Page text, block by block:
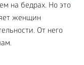
на бедрах. Но это
женщин
От него